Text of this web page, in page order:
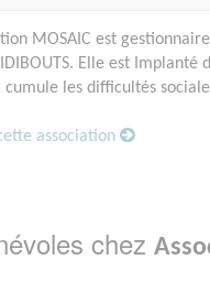
MOSAIC est
Elle est
cumule les difficultés
association
chez